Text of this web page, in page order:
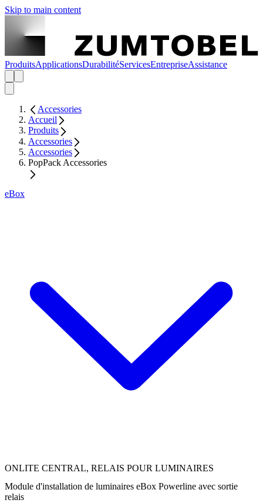
Skip to main content
ProduitsApplicationsDurabilitéServicesEntrepriseAssistance
Accessories
Accueil
Produits
Accessories
Accessories
PopPack Accessories
eBox
ONLITE CENTRAL, RELAIS POUR LUMINAIRES
Module d'installation de luminaires eBox Powerline avec sortie
relais